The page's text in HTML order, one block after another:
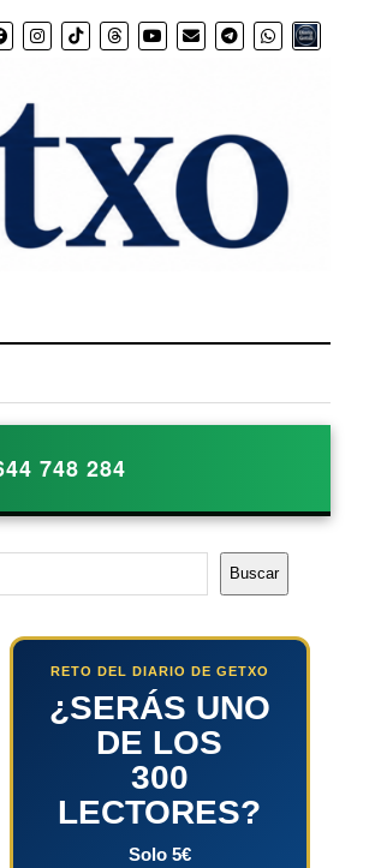
Bio.link
748 284
Buscar
RETO DEL DIARIO DE GETXO
¿SERÁS UNO
DE LOS
300
LECTORES?
Solo 5€